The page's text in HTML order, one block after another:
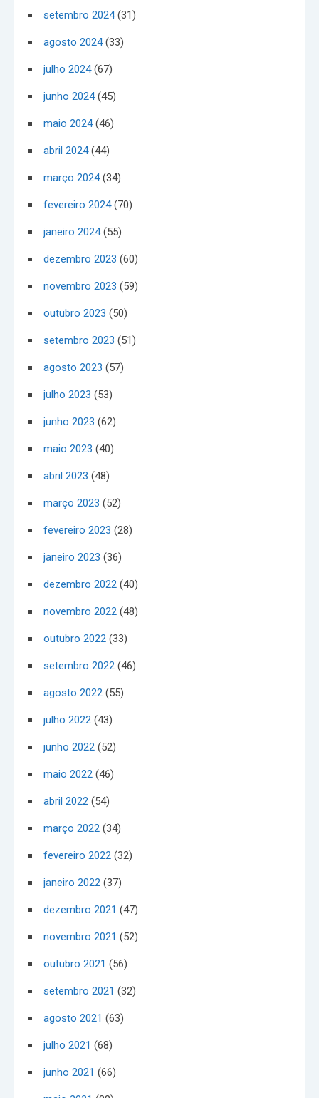
setembro 2024(31)
agosto 2024(33)
julho 2024(67)
junho 2024(45)
maio 2024(46)
abril 2024(44)
março 2024(34)
fevereiro 2024(70)
janeiro 2024(55)
dezembro 2023 (60)
novembro 2023 (59)
outubro 2023 (50)
setembro 2023 (51)
agosto 2023 (57)
julho 2023 (53)
junho 2023 (62)
maio 2023 (40)
abril 2023 (48)
março 2023 (52)
fevereiro 2023 (28)
janeiro 2023 (36)
dezembro 2022 (40)
novembro 2022 (48)
outubro 2022 (33)
setembro 2022 (46)
agosto 2022 (55)
julho 2022 (43)
junho 2022 (52)
maio 2022 (46)
abril 2022 (54)
março 2022 (34)
fevereiro 2022 (32)
janeiro 2022 (37)
dezembro 2021 (47)
novembro 2021 (52)
outubro 2021 (56)
setembro 2021 (32)
agosto 2021 (63)
julho 2021 (68)
junho 2021 (66)